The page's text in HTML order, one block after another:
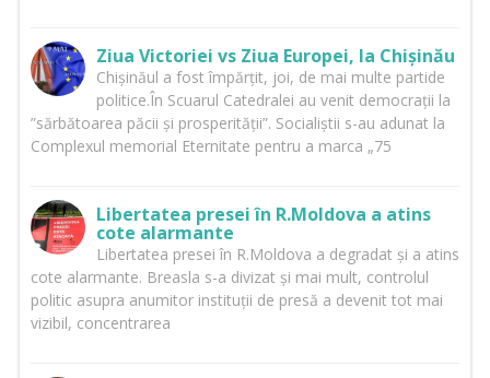
Ziua Victoriei vs Ziua Europei, la Chișinău
Chișinăul a fost împărțit, joi, de mai multe partide
politice.În Scuarul Catedralei au venit democrații la
”sărbătoarea păcii și prosperității”. Socialiștii s-au adunat la
Complexul memorial Eternitate pentru a marca „75
Libertatea presei în R.Moldova a atins
cote alarmante
Libertatea presei în R.Moldova a degradat și a atins
cote alarmante. Breasla s-a divizat și mai mult, controlul
politic asupra anumitor instituții de presă a devenit tot mai
vizibil, concentrarea